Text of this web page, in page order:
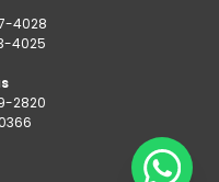
4028
4025
2820